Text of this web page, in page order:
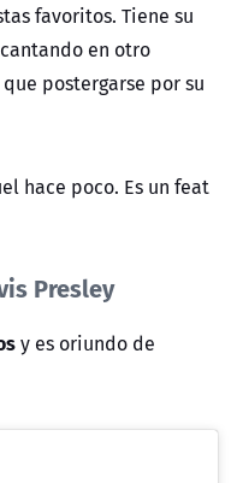
favoritos. Tiene su
en otro
postergarse por su
hace poco. Es un feat
Presley
y es oriundo de